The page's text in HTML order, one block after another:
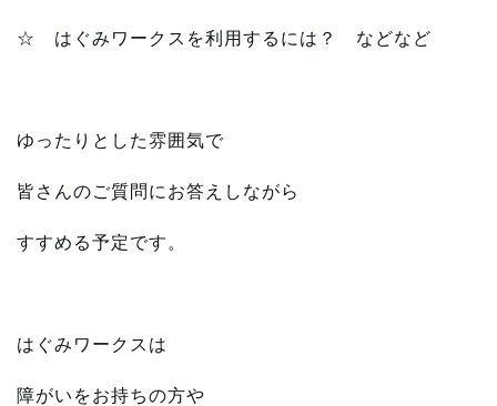
☆ はぐみワークスを利用するには？ などなど
ゆったりとした雰囲気で
皆さんのご質問にお答えしながら
すすめる予定です。
はぐみワークスは
障がいをお持ちの方や